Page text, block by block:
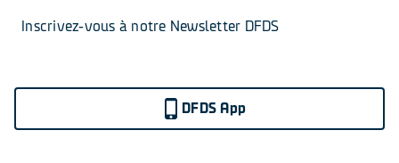
Inscrivez-vous à notre Newsletter DFDS
DFDS App